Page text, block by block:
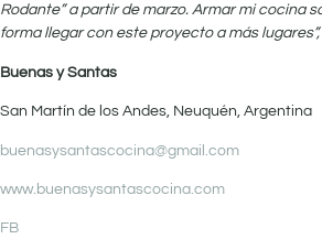
Rodante” a partir de marzo. Armar mi cocina
forma llegar con este proyecto a más lugares”,
Buenas y Santas
San Martín de los Andes, Neuquén, Argentina
buenasysantascocina@gmail.com
www.buenasysantascocina.com
FB